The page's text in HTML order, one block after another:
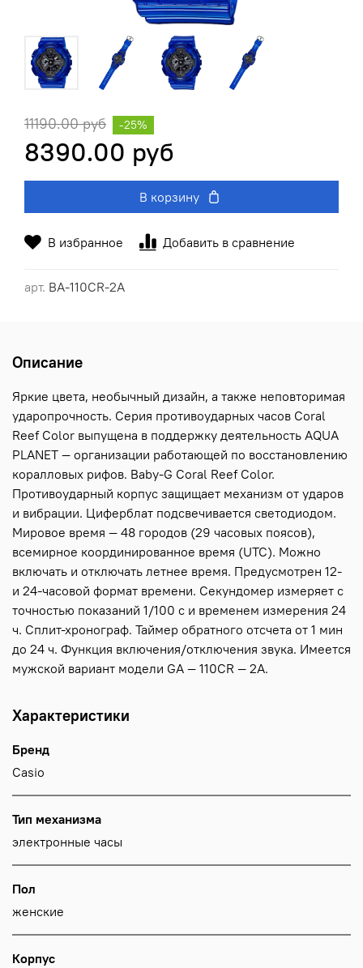
В избранное Добавить в сравнение
арт. BA-110CR-2A
11190.00 руб
8390.00 руб
-25%
В корзину
Описание
Яркие цвета, необычный дизайн, а также неповторимая
ударопрочность. Серия противоударных часов Coral
Reef Color выпущена в поддержку деятельность AQUA
PLANET — организации работающей по восстановлению
коралловых рифов. Baby-G Coral Reef Color.
Противоударный корпус защищает механизм от ударов
и вибрации. Циферблат подсвечивается светодиодом.
Мировое время — 48 городов (29 часовых поясов),
всемирное координированное время (UTC). Можно
включать и отключать летнее время. Предусмотрен 12-
и 24-часовой формат времени. Секундомер измеряет с
точностью показаний 1/100 с и временем измерения 24
ч. Сплит-хронограф. Таймер обратного отсчета от 1 мин
до 24 ч. Функция включения/отключения звука. Имеется
мужской вариант модели GA — 110CR — 2A.
Характеристики
Бренд
Casio
Тип механизма
электронные часы
Пол
женские
Корпус